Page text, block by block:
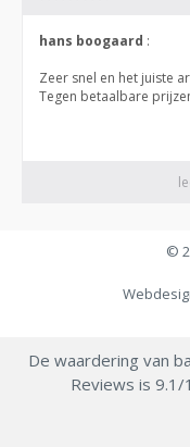
©
De waardering van
Reviews is 9.1/